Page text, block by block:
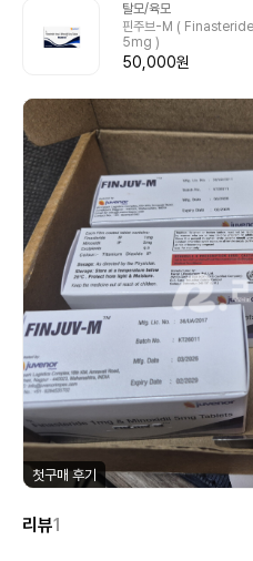
탈모/육모
핀주브-M (
5mg )
50,000원
첫구매 후기
리뷰1